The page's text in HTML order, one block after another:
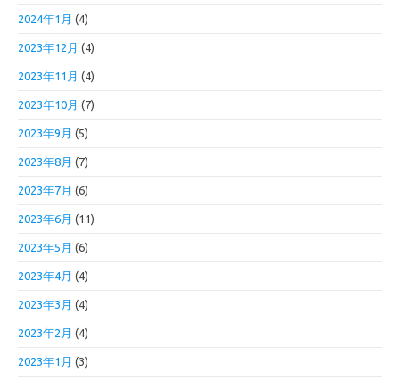
2024年1月 (4)
2023年12月 (4)
2023年11月 (4)
2023年10月 (7)
2023年9月 (5)
2023年8月 (7)
2023年7月 (6)
2023年6月 (11)
2023年5月 (6)
2023年4月 (4)
2023年3月 (4)
2023年2月 (4)
2023年1月 (3)